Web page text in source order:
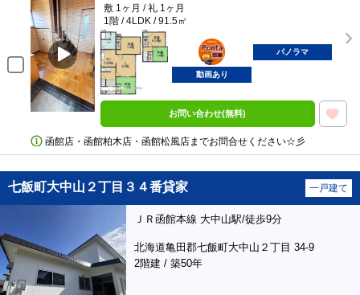
敷 1ヶ月 / 礼 1ヶ月
1階 / 4LDK / 91.5㎡
ポンタ
部屋
パノラマ
動画あり
お問い合わせ(無料)
函館店・函館柏木店・函館松風店までお問合せください☆彡
七飯町大中山２丁目３４番貸家 一戸建て
ＪＲ函館本線 大中山駅/徒歩9分
北海道亀田郡七飯町大中山２丁目 34-9
2階建 / 築50年